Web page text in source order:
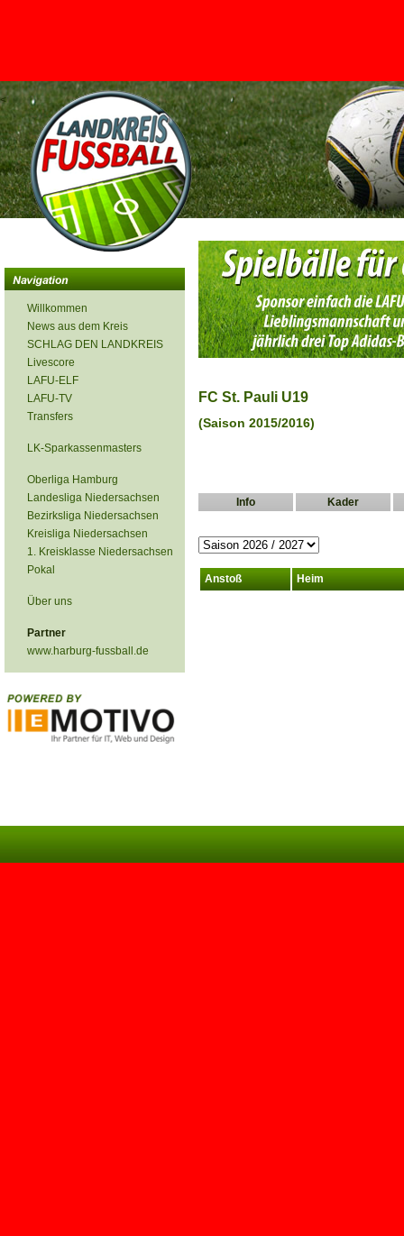
<
Willkommen
News aus dem Kreis
SCHLAG DEN LANDKREIS
Livescore
LAFU-ELF
LAFU-TV
Transfers
LK-Sparkassenmasters
Oberliga Hamburg
Landesliga Niedersachsen
Bezirksliga Niedersachsen
Kreisliga Niedersachsen
1. Kreisklasse Niedersachsen
Pokal
Über uns
Partner
www.harburg-fussball.de
FC St. Pauli U19
(Saison 2015/2016)
Info Kader
Anstoß Heim